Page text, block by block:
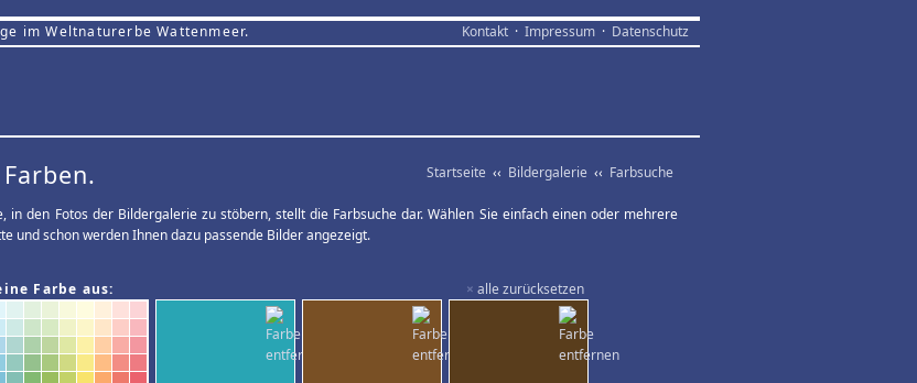
im Weltnaturerbe Wattenmeer. Kontakt · Impressum · Datenschutz
Startseite ‹‹ Bildergalerie ‹‹ Farbsuche
in den Fotos der Bildergalerie zu stöbern, stellt die Farbsuche dar. Wählen Sie einfach einen oder mehrere
und schon werden Ihnen dazu passende Bilder angezeigt.
× alle zurücksetzen
Farbe aus: